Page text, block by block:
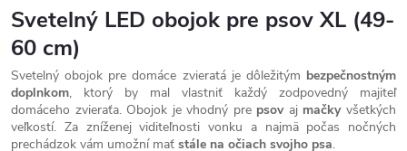
Svetelný LED obojok pre psov XL (49-
60 cm)
Svetelný obojok pre domáce zvieratá je dôležitým bezpečnostným
doplnkom, ktorý by mal vlastniť každý zodpovedný majiteľ
domáceho zvieraťa. Obojok je vhodný pre psovaj mačkyvšetkých
veľkostí. Za zníženej viditeľnosti vonku a najmä počas nočných
prechádzok vám umožní mať stále na očiach svojho psa.